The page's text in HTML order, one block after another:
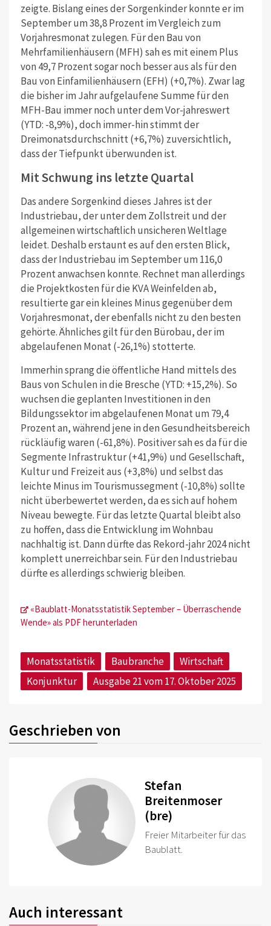
zeigte. Bislang eines der Sorgenkinder konnte er im
September um 38,8 Prozent im Vergleich zum
Vorjahresmonat zulegen. Für den Bau von
Mehrfamilienhäusern (MFH) sah es mit einem Plus
von 49,7 Prozent sogar noch besser aus als für den
Bau von Einfamilienhäusern (EFH) (+0,7%). Zwar lag
die bisher im Jahr aufgelaufene Summe für den
MFH-Bau immer noch unter dem Vor-jahreswert
(YTD: -8,9%), doch immer-hin stimmt der
Dreimonatsdurchschnitt (+6,7%) zuversichtlich,
dass der Tiefpunkt überwunden ist.
Mit Schwung ins letzte Quartal
Das andere Sorgenkind dieses Jahres ist der
Industriebau, der unter dem Zollstreit und der
allgemeinen wirtschaftlich unsicheren Weltlage
leidet. Deshalb erstaunt es auf den ersten Blick,
dass der Industriebau im September um 116,0
Prozent anwachsen konnte. Rechnet man allerdings
die Projektkosten für die KVA Weinfelden ab,
resultierte gar ein kleines Minus gegenüber dem
Vorjahresmonat, der ebenfalls nicht zu den besten
gehörte. Ähnliches gilt für den Bürobau, der im
abgelaufenen Monat (-26,1%) stotterte.
Immerhin sprang die öffentliche Hand mittels des
Baus von Schulen in die Bresche (YTD: +15,2%). So
wuchsen die geplanten Investitionen in den
Bildungssektor im abgelaufenen Monat um 79,4
Prozent an, während jene in den Gesundheitsbereich
rückläufig waren (-61,8%). Positiver sah es da für die
Segmente Infrastruktur (+41,9%) und Gesellschaft,
Kultur und Freizeit aus (+3,8%) und selbst das
leichte Minus im Tourismussegment (-10,8%) sollte
nicht überbewertet werden, da es sich auf hohem
Niveau bewegte. Für das letzte Quartal bleibt also
zu hoffen, dass die Entwicklung im Wohnbau
nachhaltig ist. Dann dürfte das Rekord-jahr 2024 nicht
komplett unerreichbar sein. Für den Industriebau
dürfte es allerdings schwierig bleiben.
«Baublatt-Monatsstatistik September – Überraschende
Wende» als PDF herunterladen
Monatsstatistik Baubranche
Wirtschaft
Konjunktur
Ausgabe 21 vom 17. Oktober 2025
Geschrieben von
Stefan
Breitenmoser
(bre)
Freier Mitarbeiter für das
Baublatt.
Auch interessant